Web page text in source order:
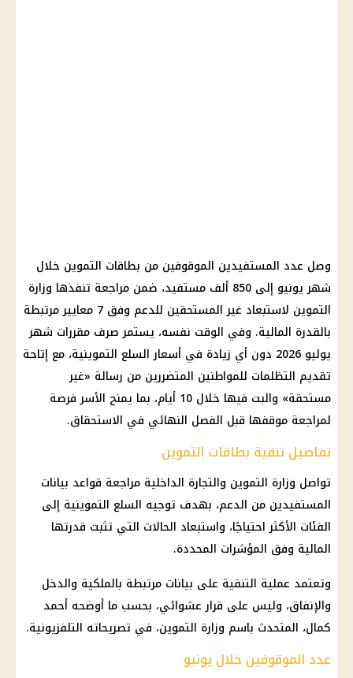
وصل عدد المستفيدين الموقوفين من بطاقات التموين خلال
شهر يونيو إلى 850 ألف مستفيد، ضمن مراجعة تنفذها وزارة
التموين لاستبعاد غير المستحقين للدعم وفق 7 معايير مرتبطة
بالقدرة المالية. وفي الوقت نفسه، يستمر صرف مقررات شهر
يوليو 2026 دون أي زيادة في أسعار السلع التموينية، مع إتاحة
تقديم التظلمات للمواطنين المتضررين من رسالة «غير
مستحقة» والبت فيها خلال 10 أيام، بما يمنح الأسر فرصة
لمراجعة موقفها قبل الفصل النهائي في الاستحقاق.
تفاصيل تنقية بطاقات التموين
تواصل وزارة التموين والتجارة الداخلية مراجعة قواعد بيانات
المستفيدين من الدعم، بهدف توجيه السلع التموينية إلى
الفئات الأكثر احتياجًا، واستبعاد الحالات التي تثبت قدرتها
المالية وفق المؤشرات المحددة.
وتعتمد عملية التنقية على بيانات مرتبطة بالملكية والدخل
والإنفاق، وليس على قرار عشوائي، بحسب ما أوضحه أحمد
كمال، المتحدث باسم وزارة التموين، في تصريحاته التلفزيونية.
عدد الموقوفين خلال يونيو